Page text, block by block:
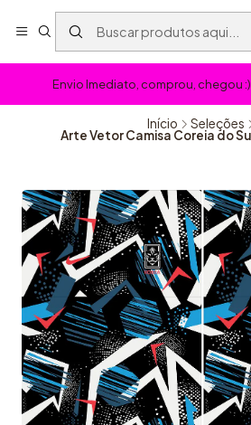
Envio Imediato, comprou, chegou
Início Seleções
Arte Vetor Camisa Coreia do